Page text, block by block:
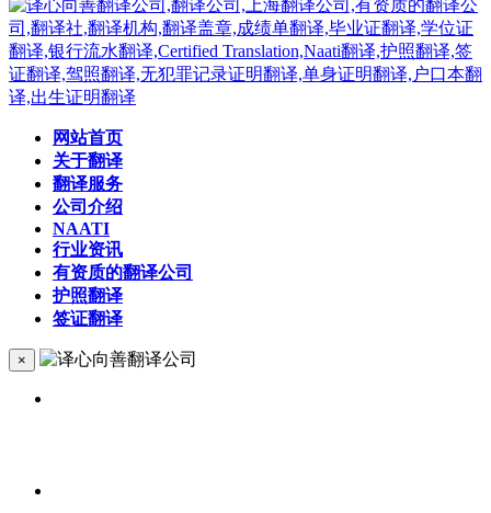
网站首页
关于翻译
翻译服务
公司介绍
NAATI
行业资讯
有资质的翻译公司
护照翻译
签证翻译
×